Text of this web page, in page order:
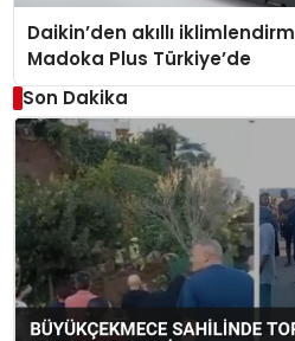
Daikin’den akıllı
Madoka Plus Türkiye’de
Son Dakika